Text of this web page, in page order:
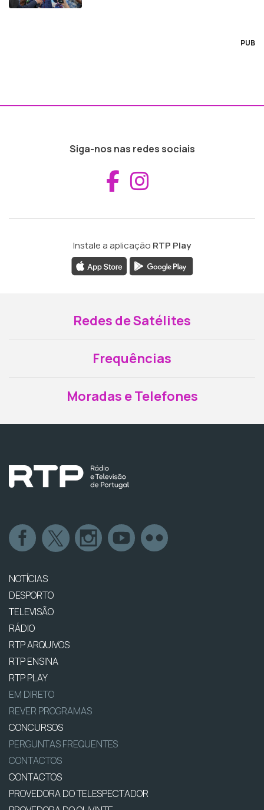
PUB
Siga-nos nas redes sociais
Aceder ao
Instale a aplicação RTP Play
Redes de Satélites
Frequências
Moradas e Telefones
NOTÍCIAS
DESPORTO
TELEVISÃO
RÁDIO
RTP ARQUIVOS
RTP ENSINA
RTP PLAY
EM DIRETO
REVER PROGRAMAS
CONCURSOS
PERGUNTAS FREQUENTES
CONTACTOS
CONTACTOS
PROVEDORA DO TELESPECTADOR